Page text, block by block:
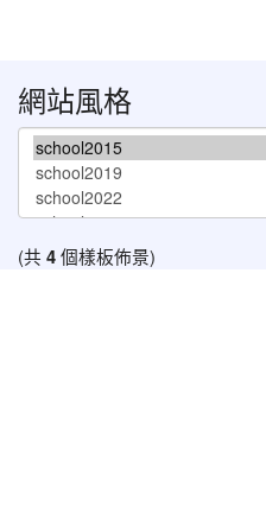
網站風格
(共 4個樣板佈景)